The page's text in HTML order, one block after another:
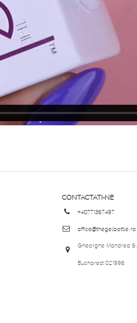
CONTACTATI-NE
+40771367497
office@thegelbottle.ro
Gheorghe Mandrea 6,
Bucharest 021996